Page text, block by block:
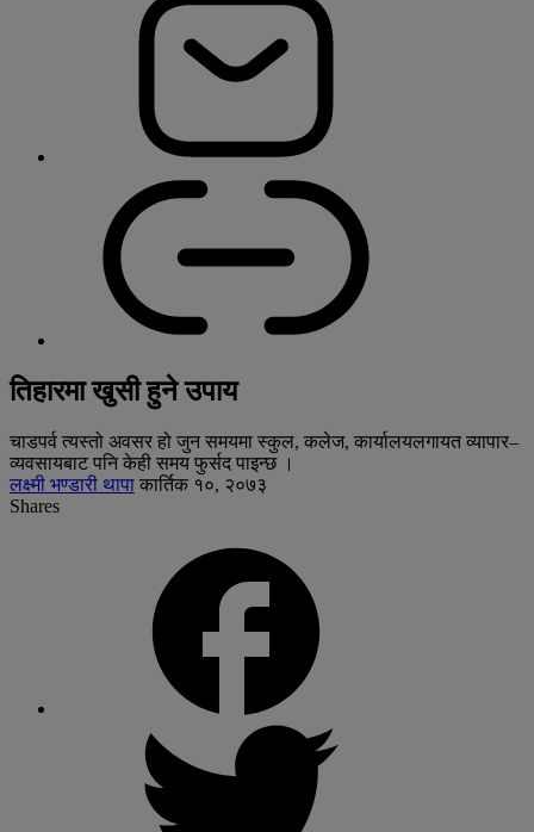
तिहारमा खुसी हुने उपाय
चाडपर्व त्यस्तो अवसर हो जुन समयमा स्कुल, कलेज, कार्यालयलगायत व्यापार–
व्यवसायबाट पनि केही समय फुर्सद पाइन्छ ।
लक्ष्मी भण्डारी थापा कार्तिक १०, २०७३
Shares